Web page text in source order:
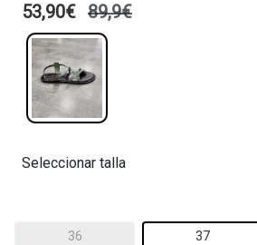
53,90€ 89,9€
Seleccionar talla
36 37